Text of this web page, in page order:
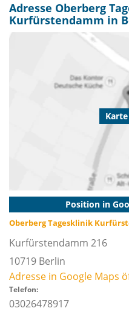
Adresse Oberberg
Kurfürstendamm in
Position in
Oberberg Tagesklinik
Kurfürstendamm 216
10719 Berlin
Adresse in Google Maps
Telefon:
03026478917